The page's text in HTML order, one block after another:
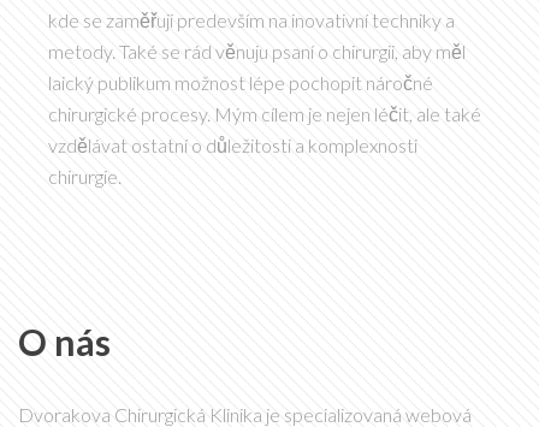
kde se zaměřuji predevším na inovativní techniky a
metody. Také se rád věnuju psaní o chirurgii, aby měl
laický publikum možnost lépe pochopit náročné
chirurgické procesy. Mým cílem je nejen léčit, ale také
vzdělávat ostatní o důležitosti a komplexnosti
chirurgie.
O nás
Dvorakova Chirurgická Klinika je specializovaná webová